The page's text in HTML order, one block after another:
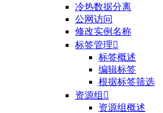
冷热数据分离
公网访问
修改实例名称
标签管理
标签概述
编辑标签
根据标签筛选
资源组 
资源组概述